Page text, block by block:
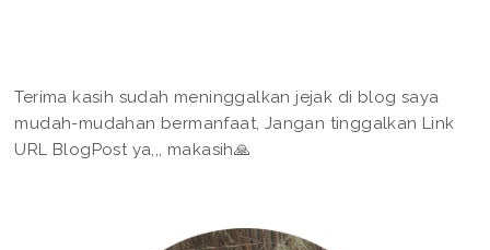
Terima kasih sudah meninggalkan jejak di blog saya
mudah-mudahan bermanfaat, Jangan tinggalkan Link
URL BlogPost ya,,, makasih🙏